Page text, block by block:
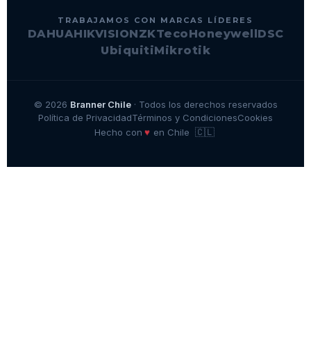
TRABAJAMOS CON MARCAS LÍDERES
DAHUAHIKVISIONZKTecoHoneywell DSC
UbiquitiMikrotik
© 2026 Branner Chile· Todos los derechos reservados
Política de PrivacidadTérminos y CondicionesCookies
Hecho con♥ en Chile 🇨🇱